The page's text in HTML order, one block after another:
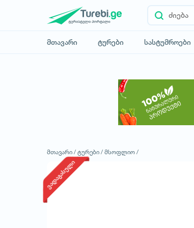
მთავარი ტურები სასტუმროები
მთავარი / ტურები / მსოფლიო /
ვადაგასული